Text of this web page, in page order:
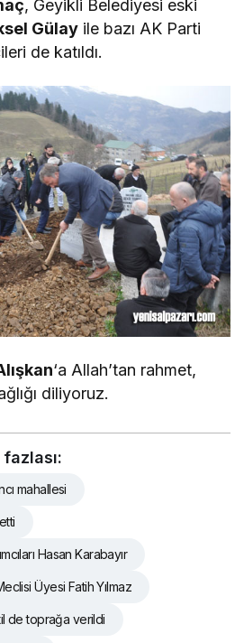
, Geyikli Belediyesi eski
Gülay ile bazı AK Parti
de katıldı.
‘a Allah’tan rahmet,
diliyoruz.
mahallesi
Hasan Karabayır
Üyesi Fatih Yılmaz
de toprağa verildi